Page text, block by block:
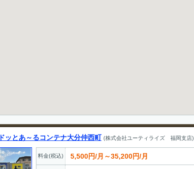
ドッとあ～るコンテナ大分仲西町 (株式会社ユーティライズ 福岡支店)
料金(税込) 5,500円/月～35,200円/月